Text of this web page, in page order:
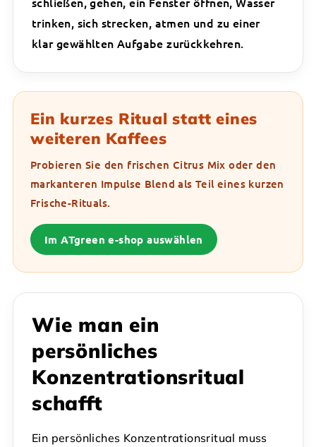
trinken, sich strecken, atmen und zu einer
klar gewählten Aufgabe zurückkehren.
Ein kurzes Ritual statt eines
weiteren Kaffees
Probieren Sie den frischen Citrus Mix oder den
markanteren Impulse Blend als Teil eines kurzen
Frische-Rituals.
Im ATgreen e-shop auswählen
Wie man ein
persönliches
Konzentrationsritual
schafft
Ein persönliches Konzentrationsritual muss